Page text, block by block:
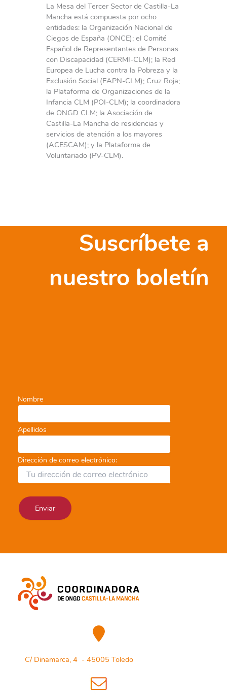
La Mesa del Tercer Sector de Castilla-La
Mancha está compuesta por ocho
entidades: la Organización Nacional de
Ciegos de España (ONCE); el Comité
Español de Representantes de Personas
con Discapacidad (CERMI-CLM); la Red
Europea de Lucha contra la Pobreza y la
Exclusión Social (EAPN-CLM); Cruz Roja;
la Plataforma de Organizaciones de la
Infancia CLM (POI-CLM); la coordinadora
de ONGD CLM; la Asociación de
Castilla-La Mancha de residencias y
servicios de atención a los mayores
(ACESCAM); y la Plataforma de
Voluntariado (PV-CLM).
Suscríbete a
nuestro boletín
Nombre
Apellidos
Dirección de correo electrónico:
C/ Dinamarca, 4 - 45005 Toledo